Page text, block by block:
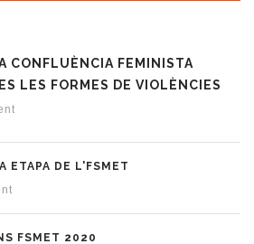
CONFLUÈNCIA FEMINISTA
LES FORMES DE VIOLÈNCIES
ETAPA DE L'FSMET
FSMET 2020